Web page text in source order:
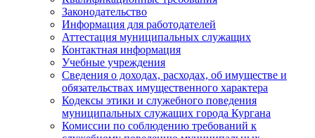
Законодательство
Информация для работодателей
Аттестация муниципальных служащих
Контактная информация
Учебные учреждения
Сведения о доходах, расходах, об имуществе и
обязательствах имущественного характера
Кодексы этики и служебного поведения
муниципальных служащих города Кургана
Комиссии по соблюдению требований к